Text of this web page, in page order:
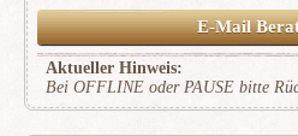
E-Mail
Aktueller Hinweis:
Bei OFFLINE oder PAUSE bitte